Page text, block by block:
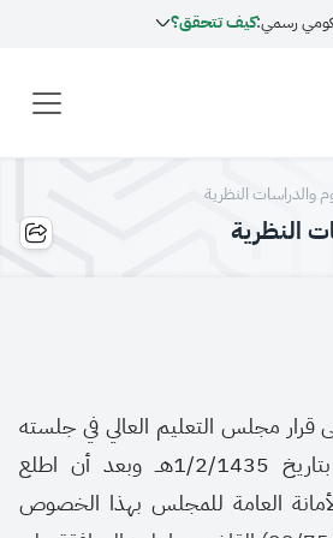
رسمي:كيف تتحقق؟
والدراسات النظرية
النظرية
قرار مجلس التعليم العالي في جلسته
(الخامسة والسبعين) بتاريخ 1/2/1435هــ وبعد أن اطلع
العامة للمجلس بهذا الخصوص